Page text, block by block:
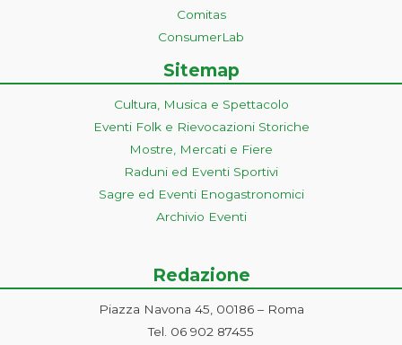
Comitas
ConsumerLab
Sitemap
Cultura, Musica e Spettacolo
Eventi Folk e Rievocazioni Storiche
Mostre, Mercati e Fiere
Raduni ed Eventi Sportivi
Sagre ed Eventi Enogastronomici
Archivio Eventi
Redazione
Piazza Navona 45, 00186 – Roma
Tel. 06 902 87455